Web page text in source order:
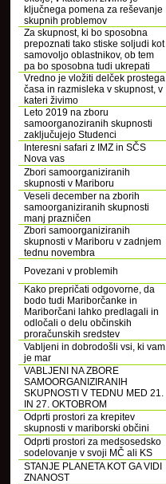
ključnega pomena za reševanje
skupnih problemov
Za skupnost, ki bo sposobna
prepoznati tako stiske soljudi kot
samovoljo oblastnikov, ob tem
pa bo sposobna tudi ukrepati
Vredno je vložiti delček prostega
časa in razmisleka v skupnost, v
kateri živimo
Leto 2019 na zboru
samoorganoziranih skupnosti
zaključujejo Studenci
Interesni safari z IMZ in SČS
Nova vas
Zbori samoorganiziranih
skupnosti v Mariboru
Veseli december na zborih
samoorganiziranih skupnosti
manj prazničen
Zbori samoorganiziranih
skupnosti v Mariboru v zadnjem
tednu novembra
Povezani v problemih
Kako prepričati odgovorne, da
bodo tudi Mariborčanke in
Mariborčani lahko predlagali in
odločali o delu občinskih
proračunskih sredstev
Vabljeni in dobrodošli vsi, ki vam
je mar
VABLJENI NA ZBORE
SAMOORGANIZIRANIH
SKUPNOSTI V TEDNU MED 21.
IN 27. OKTOBROM
Odprti prostori za krepitev
skupnosti v mariborski občini
Odprti prostori za medsosedsko
sodelovanje v svoji MČ ali KS
STANJE PLANETA KOT GA VIDI
ZNANOST